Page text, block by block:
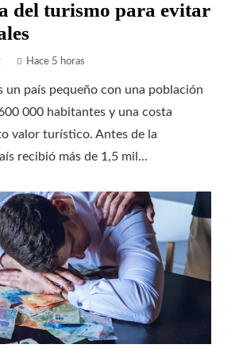
del turismo para evitar
Hace 5 horas
un país pequeño con una población
000 habitantes y una costa
valor turístico. Antes de la
recibió más de 1,5 mil...